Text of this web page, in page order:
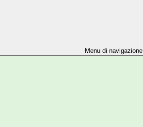
Menu di navigazione